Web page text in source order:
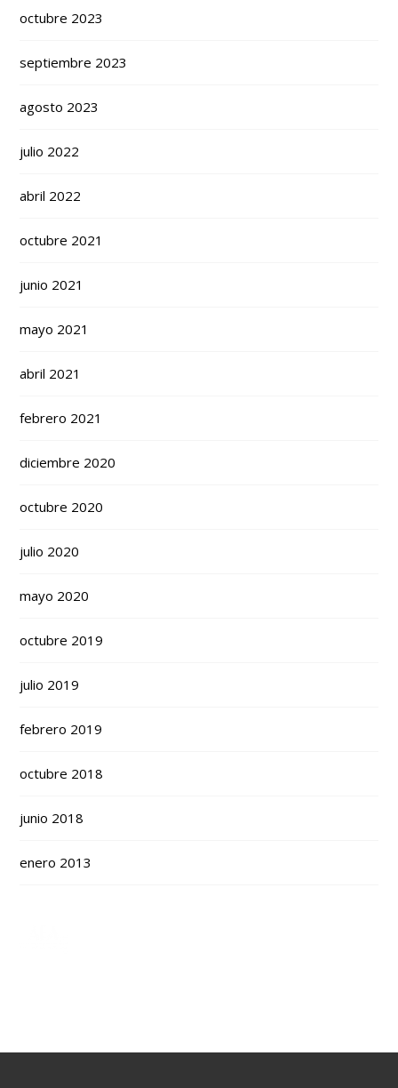
octubre 2023
septiembre 2023
agosto 2023
julio 2022
abril 2022
octubre 2021
junio 2021
mayo 2021
abril 2021
febrero 2021
diciembre 2020
octubre 2020
julio 2020
mayo 2020
octubre 2019
julio 2019
febrero 2019
octubre 2018
junio 2018
enero 2013